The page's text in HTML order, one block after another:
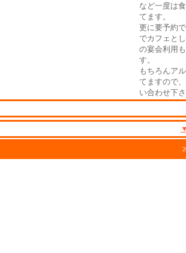
など一度は
てます。
更に要予約
でカフェと
の宴会利用
す。
もちろんア
てますので
い合わせ下